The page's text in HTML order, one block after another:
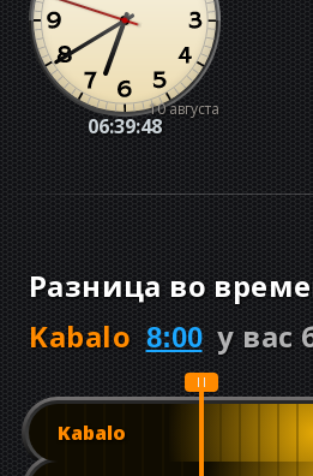
06:39:48
10 августа
Разница во
Kabalo 8:00 у вас
Kabalo